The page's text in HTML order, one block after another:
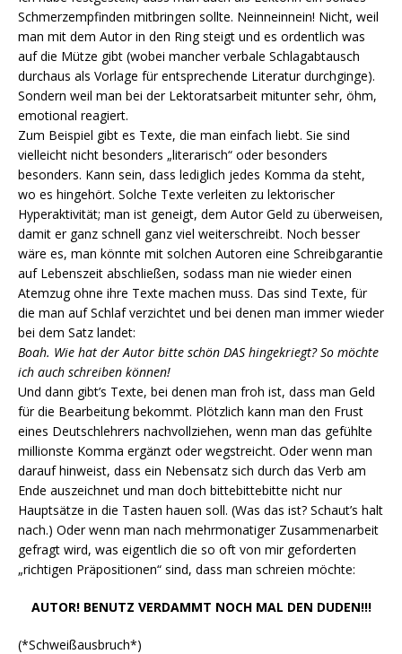
Schmerzempfinden mitbringen sollte. Neinneinnein! Nicht, weil
man mit dem Autor in den Ring steigt und es ordentlich was
auf die Mütze gibt (wobei mancher verbale Schlagabtausch
durchaus als Vorlage für entsprechende Literatur durchginge).
Sondern weil man bei der Lektoratsarbeit mitunter sehr, öhm,
emotional reagiert.
Zum Beispiel gibt es Texte, die man einfach liebt. Sie sind
vielleicht nicht besonders „literarisch“ oder besonders
besonders. Kann sein, dass lediglich jedes Komma da steht,
wo es hingehört. Solche Texte verleiten zu lektorischer
Hyperaktivität; man ist geneigt, dem Autor Geld zu überweisen,
damit er ganz schnell ganz viel weiterschreibt. Noch besser
wäre es, man könnte mit solchen Autoren eine Schreibgarantie
auf Lebenszeit abschließen, sodass man nie wieder einen
Atemzug ohne ihre Texte machen muss. Das sind Texte, für
die man auf Schlaf verzichtet und bei denen man immer wieder
bei dem Satz landet:
Boah. Wie hat der Autor bitte schön DAS hingekriegt? So möchte
ich auch schreiben können!
Und dann gibt’s Texte, bei denen man froh ist, dass man Geld
für die Bearbeitung bekommt. Plötzlich kann man den Frust
eines Deutschlehrers nachvollziehen, wenn man das gefühlte
millionste Komma ergänzt oder wegstreicht. Oder wenn man
darauf hinweist, dass ein Nebensatz sich durch das Verb am
Ende auszeichnet und man doch bittebittebitte nicht nur
Hauptsätze in die Tasten hauen soll. (Was das ist? Schaut’s halt
nach.) Oder wenn man nach mehrmonatiger Zusammenarbeit
gefragt wird, was eigentlich die so oft von mir geforderten
„richtigen Präpositionen“ sind, dass man schreien möchte:
AUTOR! BENUTZ VERDAMMT NOCH MAL DEN DUDEN!!!
(*Schweißausbruch*)